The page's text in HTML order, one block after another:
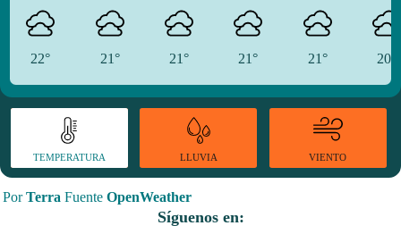
22° 21° 21° 21° 21° 20°
TEMPERATURA LLUVIA VIENTO
PorTerra Fuente OpenWeather
Síguenos en: